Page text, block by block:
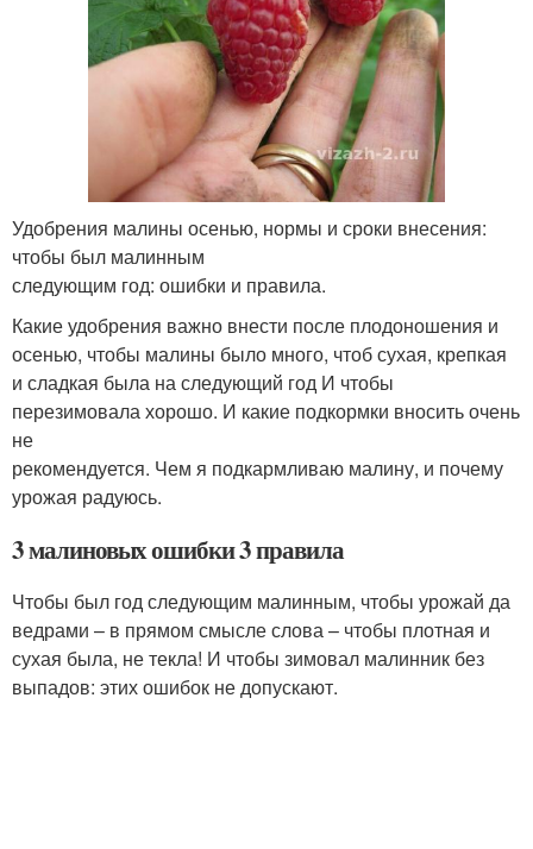
Удобрения малины осенью, нормы и сроки внесения:
чтобы был малинным
следующим год: ошибки и правила.
Какие удобрения важно внести после плодоношения и
осенью, чтобы малины было много, чтоб сухая, крепкая
и сладкая была на следующий год И чтобы
перезимовала хорошо. И какие подкормки вносить очень
не
рекомендуется. Чем я подкармливаю малину, и почему
урожая радуюсь.
3 малиновых ошибки 3 правила
Чтобы был год следующим малинным, чтобы урожай да
ведрами – в прямом смысле слова – чтобы плотная и
сухая была, не текла! И чтобы зимовал малинник без
выпадов: этих ошибок не допускают.